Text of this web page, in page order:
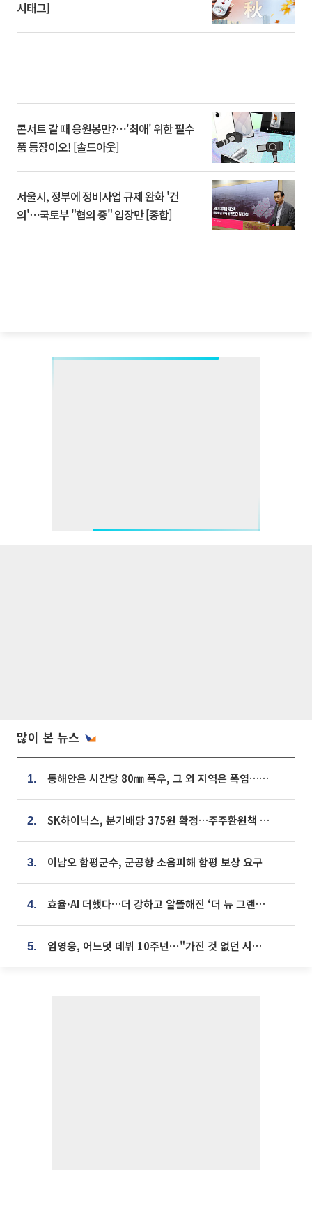
시태그]
콘서트 갈 때 응원봉만?⋯'최애' 위한 필수
품 등장이오! [솔드아웃]
서울시, 정부에 정비사업 규제 완화 '건
의'⋯국토부 "협의 중" 입장만 [종합]
많이 본 뉴스
1. 동해안은 시간당 80㎜ 폭우, 그 외 지역은 폭염…‘극과 극 날씨’
2. SK하이닉스, 분기배당 375원 확정…주주환원책 9월로 앞당겨 발표
3. 이남오 함평군수, 군공항 소음피해 함평 보상 요구
4. 효율·AI 더했다…더 강하고 알뜰해진 ‘더 뉴 그랜저 하이브리드’ [ET의 모빌리티]
5. 임영웅, 어느덧 데뷔 10주년⋯"가진 것 없던 시절, 내 앞엔 20명의 팬뿐"